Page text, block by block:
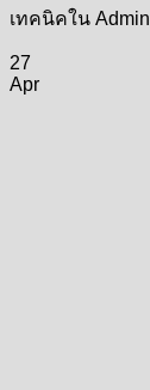
เทคนิคใน Admin
27
Apr